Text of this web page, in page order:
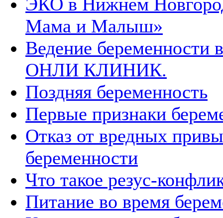
Мама и Малыш»
Ведение
ОНЛИ КЛИНИК.
Поздняя беременность
Первые признаки
Отказ от вредных
беременности
Что такое резус-
Питание во время